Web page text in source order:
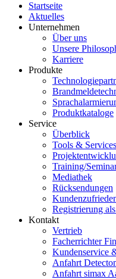
Startseite
Aktuelles
Unternehmen
Über uns
Unsere
Karriere
Produkte
Produktkataloge
Service
Überblick
Tools & Services
Training/
Mediathek
Rücksendungen
Registrierung
Kontakt
Vertrieb
Facherrichter
Kundenservice
Anfahrt
Anfahrt simax